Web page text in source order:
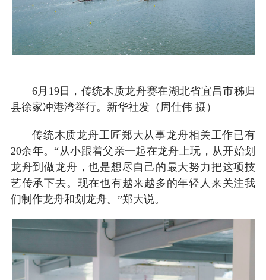
6月19日，传统木质龙舟赛在湖北省宜昌市秭归
县徐家冲港湾举行。新华社发（周仕伟 摄）
传统木质龙舟工匠郑大从事龙舟相关工作已有
20余年。“从小跟着父亲一起在龙舟上玩，从开始划
龙舟到做龙舟，也是想尽自己的最大努力把这项技
艺传承下去。现在也有越来越多的年轻人来关注我
们制作龙舟和划龙舟。”郑大说。